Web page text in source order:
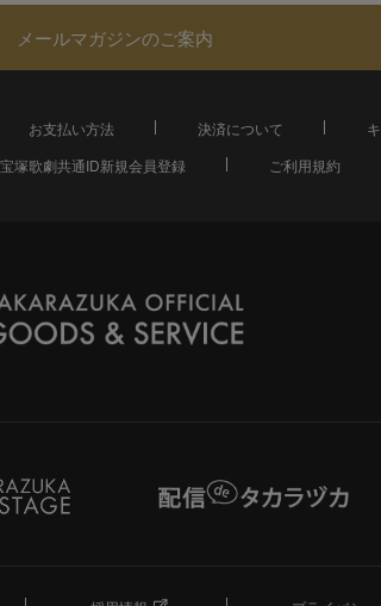
メールマガジンのご案内
お支払い方法 決済について
宝塚歌劇共通ID新規会員登録 ご利用規約